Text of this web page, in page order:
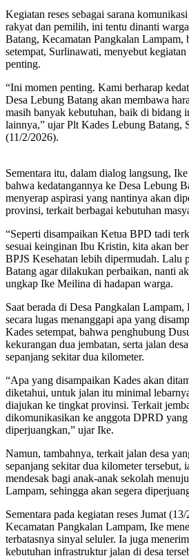
Kegiatan reses sebagai sarana
rakyat dan pemilih, ini tentu dinanti
Batang, Kecamatan Pangkalan Lampam,
setempat, Surlinawati, menyebut
penting.
“Ini momen penting. Kami berharap
Desa Lebung Batang akan membawa
masih banyak kebutuhan, baik di bidang
lainnya,” ujar Plt Kades Lebung Batang,
(11/2/2026).
Sementara itu, dalam dialog langsung,
bahwa kedatangannya ke Desa Lebung
menyerap aspirasi yang nantinya akan
provinsi, terkait berbagai kebutuhan
“Seperti disampaikan Ketua BPD tadi
sesuai keinginan Ibu Kristin, kita akan
BPJS Kesehatan lebih dipermudah. Lalu
Batang agar dilakukan perbaikan, nanti
ungkap Ike Meilina di hadapan warga.
Saat berada di Desa Pangkalan
secara lugas menanggapi apa yang
Kades setempat, bahwa penghubung
kekurangan dua jembatan, serta jalan
sepanjang sekitar dua kilometer.
“Apa yang disampaikan Kades akan
diketahui, untuk jalan itu minimal
diajukan ke tingkat provinsi. Terkait
dikomunikasikan ke anggota DPRD
diperjuangkan,” ujar Ike.
Namun, tambahnya, terkait jalan desa
sepanjang sekitar dua kilometer tersebut,
mendesak bagi anak-anak sekolah
Lampam, sehingga akan segera
Sementara pada kegiatan reses Jumat
Kecamatan Pangkalan Lampam, Ike
terbatasnya sinyal seluler. Ia juga
kebutuhan infrastruktur jalan di desa